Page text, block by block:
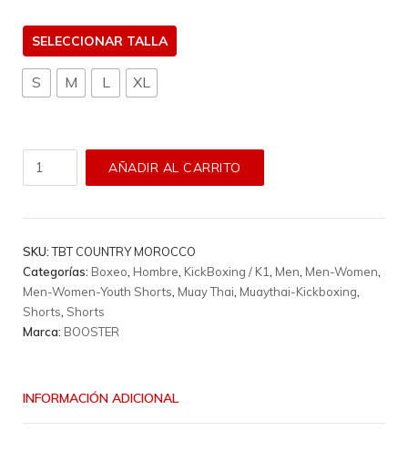
TALLA
S M L XL
Short
Tbt
Marruecos
cantidad
AÑADIR AL CARRITO
SKU:TBT COUNTRY MOROCCO
Categorías: Boxeo Hombre KickBoxing / K1 Men Men-Women
Men-Women-Youth Shorts Muay Thai Muaythai-Kickboxing
Shorts Shorts
Marca: BOOSTER
INFORMACIÓN ADICIONAL